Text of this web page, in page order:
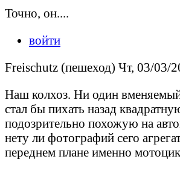
Точно, он....
войти
Freischutz (пешеход) Чт, 03/03/
Наш колхоз. Ни один
стал бы пихать назад
подозрительно похожую на
нету ли фотографий сего
переднем плане именно